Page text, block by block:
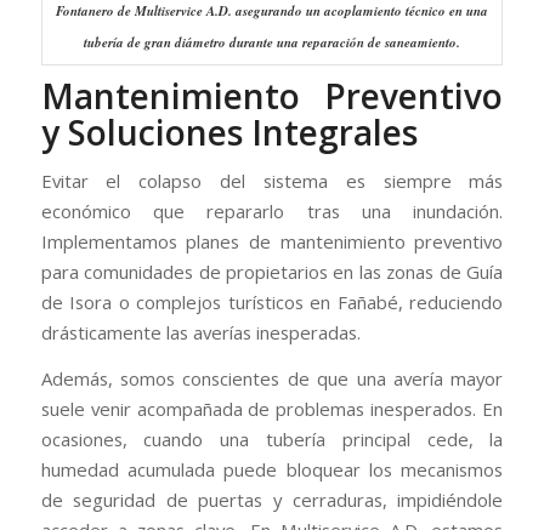
Fontanero de Multiservice A.D. asegurando un acoplamiento técnico en una
tubería de gran diámetro durante una reparación de saneamiento.
Mantenimiento Preventivo
y Soluciones Integrales
Evitar el colapso del sistema es siempre más
económico que repararlo tras una inundación.
Implementamos planes de mantenimiento preventivo
para comunidades de propietarios en las zonas de Guía
de Isora o complejos turísticos en Fañabé, reduciendo
drásticamente las averías inesperadas.
Además, somos conscientes de que una avería mayor
suele venir acompañada de problemas inesperados. En
ocasiones, cuando una tubería principal cede, la
humedad acumulada puede bloquear los mecanismos
de seguridad de puertas y cerraduras, impidiéndole